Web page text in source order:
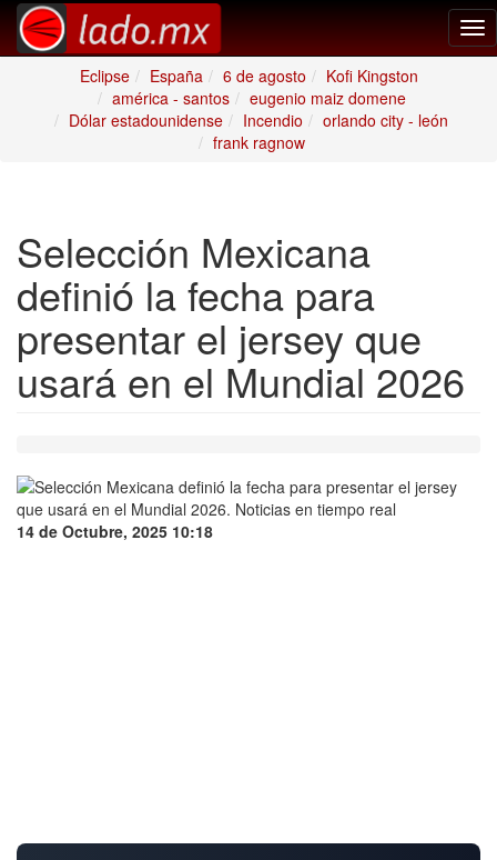
Eclipse
España 6 de agosto
Kofi Kingston
américa - santos
eugenio maiz domene
Dólar estadounidense
Incendio
orlando city - león
frank ragnow
Selección Mexicana
definió la fecha para
presentar el jersey que
usará en el Mundial 2026
14 de Octubre, 2025 10:18